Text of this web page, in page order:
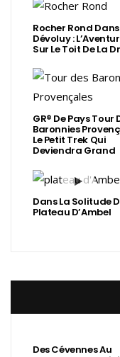
Rocher Rond Dans
Dévoluy :
Sur Le Toit De La
GR® De Pays Tour
Baronnies
Le Petit Trek Qui
Deviendra Grand
Dans La Solitude
Plateau D’Ambel
Des Cévennes Au